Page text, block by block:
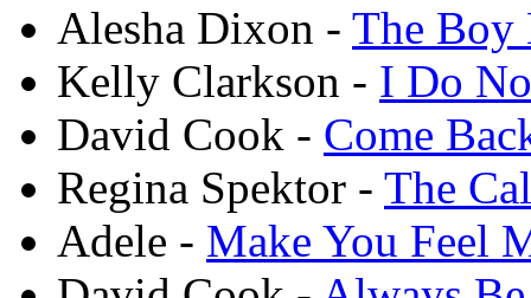
Alesha Dixon - The Boy
Kelly Clarkson - I Do
David Cook - Come
Regina Spektor - The
Adele - Make You Feel